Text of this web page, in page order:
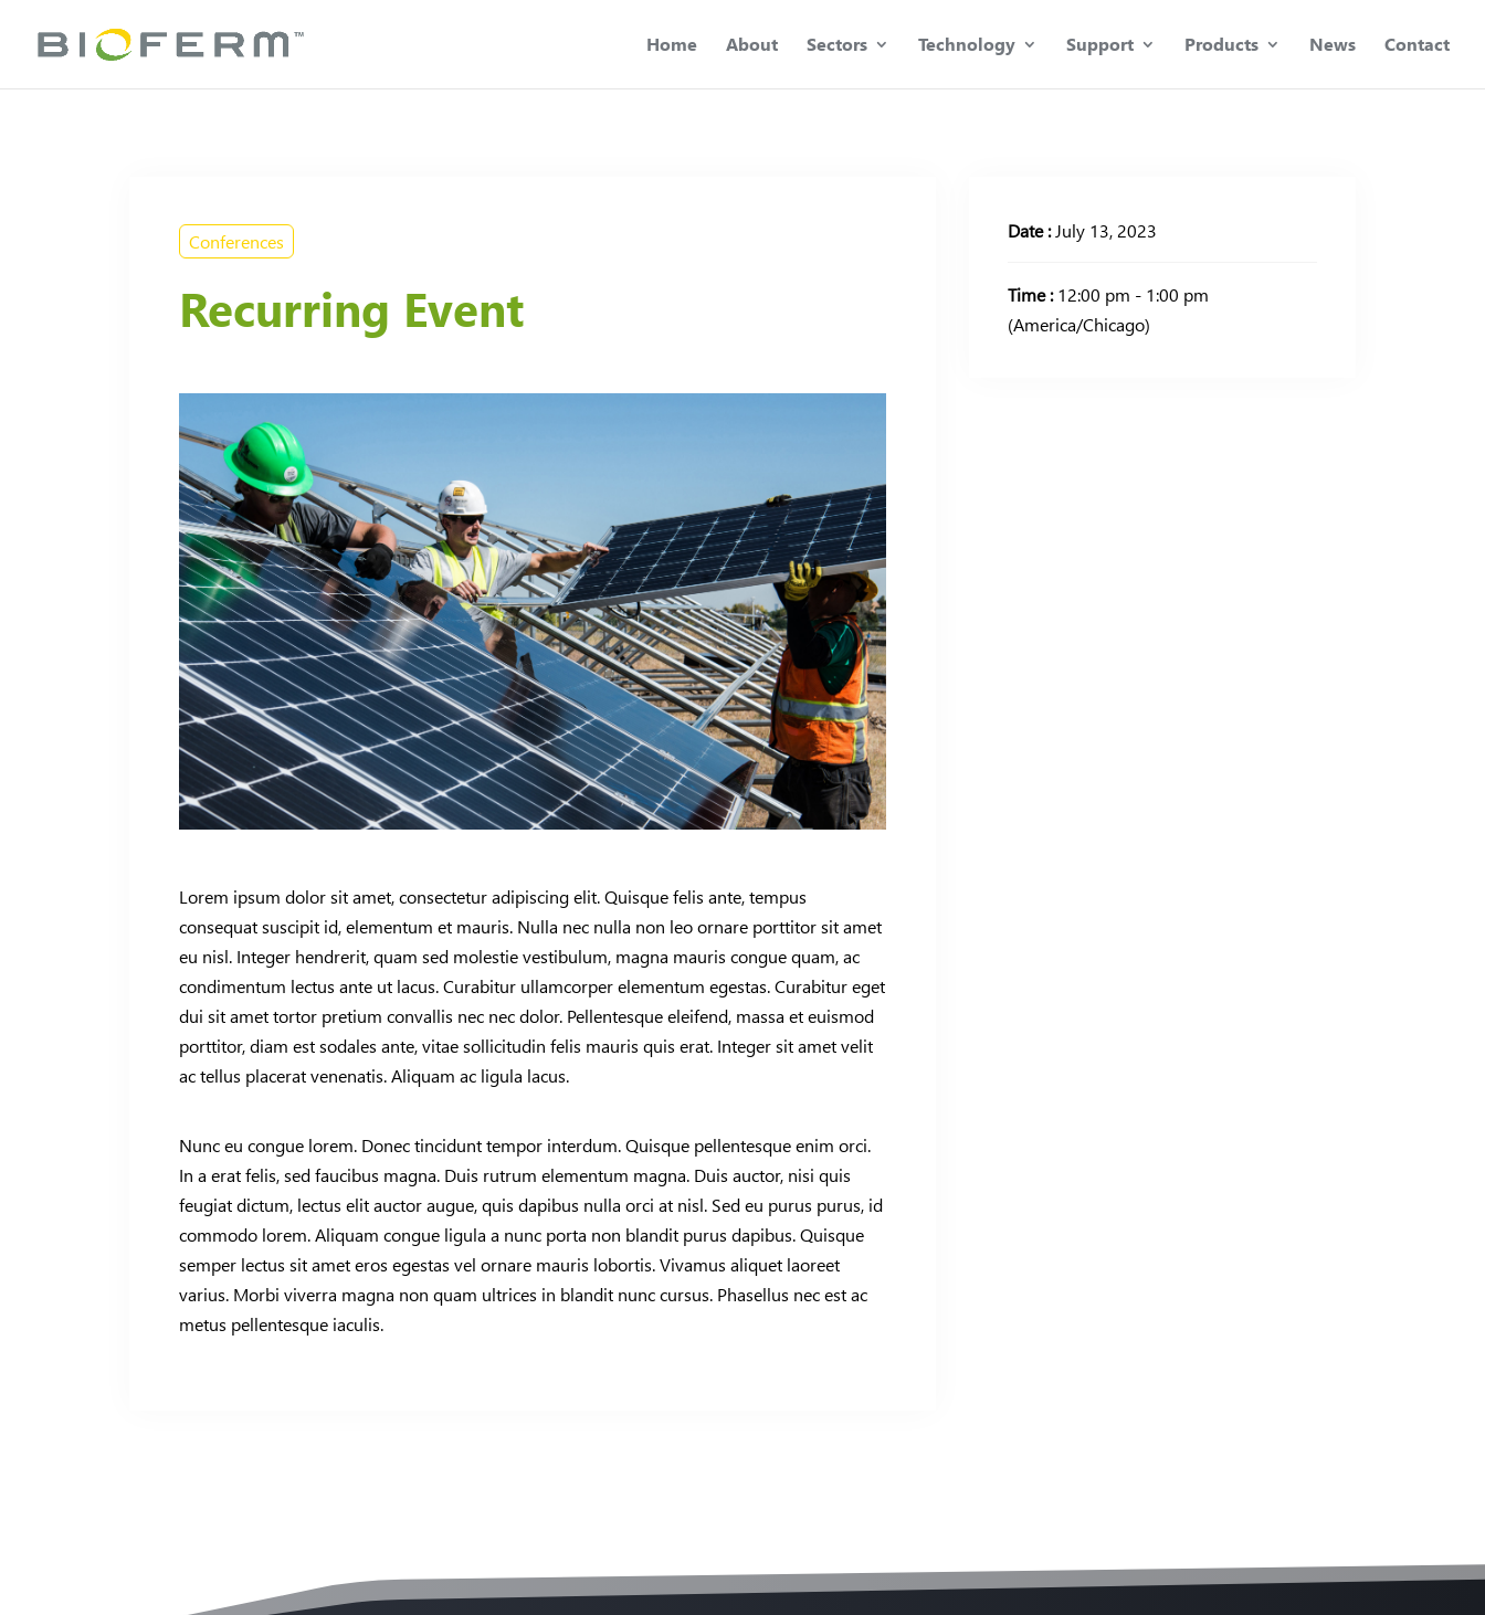
Home About Sectors Technology Support Products News Contact
Conferences
Recurring Event
Lorem ipsum dolor sit amet, consectetur adipiscing elit. Quisque felis ante, tempus
consequat suscipit id, elementum et mauris. Nulla nec nulla non leo ornare porttitor sit amet
eu nisl. Integer hendrerit, quam sed molestie vestibulum, magna mauris congue quam, ac
condimentum lectus ante ut lacus. Curabitur ullamcorper elementum egestas. Curabitur eget
dui sit amet tortor pretium convallis nec nec dolor. Pellentesque eleifend, massa et euismod
porttitor, diam est sodales ante, vitae sollicitudin felis mauris quis erat. Integer sit amet velit
ac tellus placerat venenatis. Aliquam ac ligula lacus.
Nunc eu congue lorem. Donec tincidunt tempor interdum. Quisque pellentesque enim orci.
In a erat felis, sed faucibus magna. Duis rutrum elementum magna. Duis auctor, nisi quis
feugiat dictum, lectus elit auctor augue, quis dapibus nulla orci at nisl. Sed eu purus purus, id
commodo lorem. Aliquam congue ligula a nunc porta non blandit purus dapibus. Quisque
semper lectus sit amet eros egestas vel ornare mauris lobortis. Vivamus aliquet laoreet
varius. Morbi viverra magna non quam ultrices in blandit nunc cursus. Phasellus nec est ac
metus pellentesque iaculis.
Date : July 13, 2023
Time :12:00 pm - 1:00 pm
(America/Chicago)